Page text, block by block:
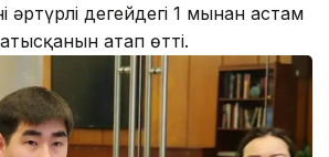
әртүрлі деңгейдегі 1 мыңнан астам
атап өтті.